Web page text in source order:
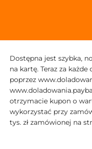
Dostępna jest szybka,
na kartę. Teraz za
poprzez
otrzymacie kupon o
wykorzystać przy
tys. zł zamówionej na